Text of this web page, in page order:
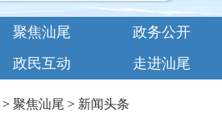
聚焦汕尾
政务公开
政民互动 走进汕尾
>聚焦汕尾 > 新闻头条